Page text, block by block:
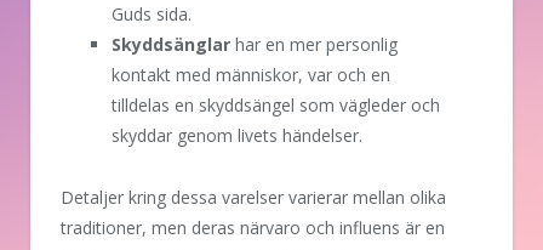
Guds sida.
Skyddsänglar har en mer personlig
kontakt med människor, var och en
tilldelas en skyddsängel som vägleder och
skyddar genom livets händelser.
Detaljer kring dessa varelser varierar mellan olika
traditioner, men deras närvaro och influens är en